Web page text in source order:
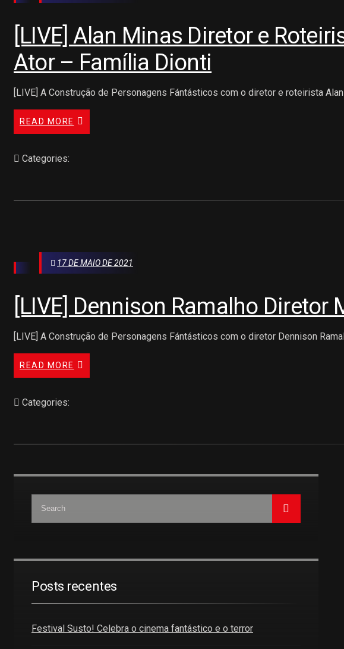
[LIVE] Alan Minas Diretor e
Ator – Família Dionti
[LIVE] A Construção de Personagens Fántásticos com o diretor e roteirista
READ MORE
Categories:
17 DE MAIO DE 2021
[LIVE] Dennison Ramalho Diretor
[LIVE] A Construção de Personagens Fántásticos com o diretor Dennison
READ MORE
Categories:
Posts recentes
Festival Susto! Celebra o cinema fantástico e o terror